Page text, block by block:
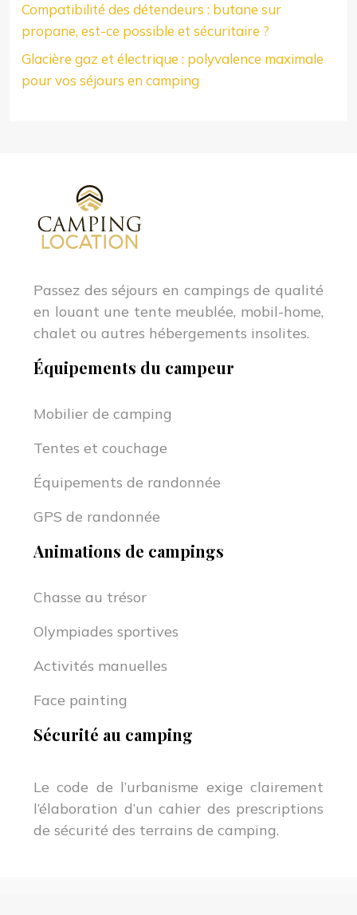
Compatibilité des détendeurs : butane sur
propane, est-ce possible et sécuritaire ?
Glacière gaz et électrique : polyvalence maximale
pour vos séjours en camping
Passez des séjours en campings de qualité
en louant une tente meublée, mobil-home,
chalet ou autres hébergements insolites.
Équipements du campeur
Mobilier de camping
Tentes et couchage
Équipements de randonnée
GPS de randonnée
Animations de campings
Chasse au trésor
Olympiades sportives
Activités manuelles
Face painting
Sécurité au camping
Le code de l’urbanisme exige clairement
l’élaboration d’un cahier des prescriptions
de sécurité des terrains de camping.